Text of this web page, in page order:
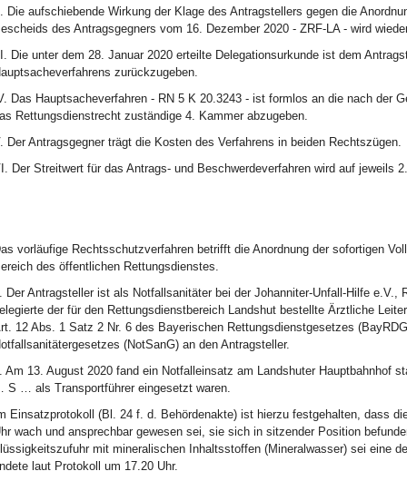
Die aufschiebende Wirkung der Klage des Antragstellers gegen die
des Antragsgegners vom 16. Dezember 2020 - ZRF-LA - wird
Die unter dem 28. Januar 2020 erteilte Delegationsurkunde ist dem
zurückzugeben.
Das Hauptsacheverfahren - RN 5 K 20.3243 - ist formlos an die nach der
Rettungsdienstrecht zuständige 4. Kammer abzugeben.
Der Antragsgegner trägt die Kosten des Verfahrens in beiden Rechtszügen.
Der Streitwert für das Antrags- und Beschwerdeverfahren wird auf jeweils
vorläufige Rechtsschutzverfahren betrifft die Anordnung der sofortigen
des öffentlichen Rettungsdienstes.
Der Antragsteller ist als Notfallsanitäter bei der Johanniter-Unfall-Hilfe
der für den Rettungsdienstbereich Landshut bestellte Ärztliche
12 Abs. 1 Satz 2 Nr. 6 des Bayerischen Rettungsdienstgesetzes
(NotSanG) an den Antragsteller.
Am 13. August 2020 fand ein Notfalleinsatz am Landshuter Hauptbahnhof
S … als Transportführer eingesetzt waren.
Einsatzprotokoll (Bl. 24 f. d. Behördenakte) ist hierzu festgehalten, dass
wach und ansprechbar gewesen sei, sie sich in sitzender Position
mit mineralischen Inhaltsstoffen (Mineralwasser) sei eine
laut Protokoll um 17.20 Uhr.